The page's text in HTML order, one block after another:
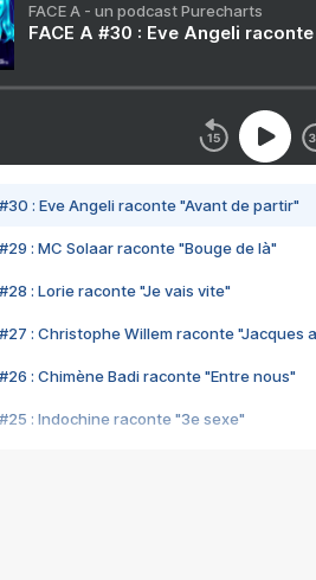
FACE A - un podcast Purecharts
FACE A #30 : Eve Angeli
#30 : Eve Angeli raconte "Avant de partir"
#29 : MC Solaar raconte "Bouge de là"
#28 : Lorie raconte "Je vais vite"
#27 : Christophe Willem raconte "Jacques
#26 : Chimène Badi raconte "Entre nous"
#25 : Indochine raconte "3e sexe"